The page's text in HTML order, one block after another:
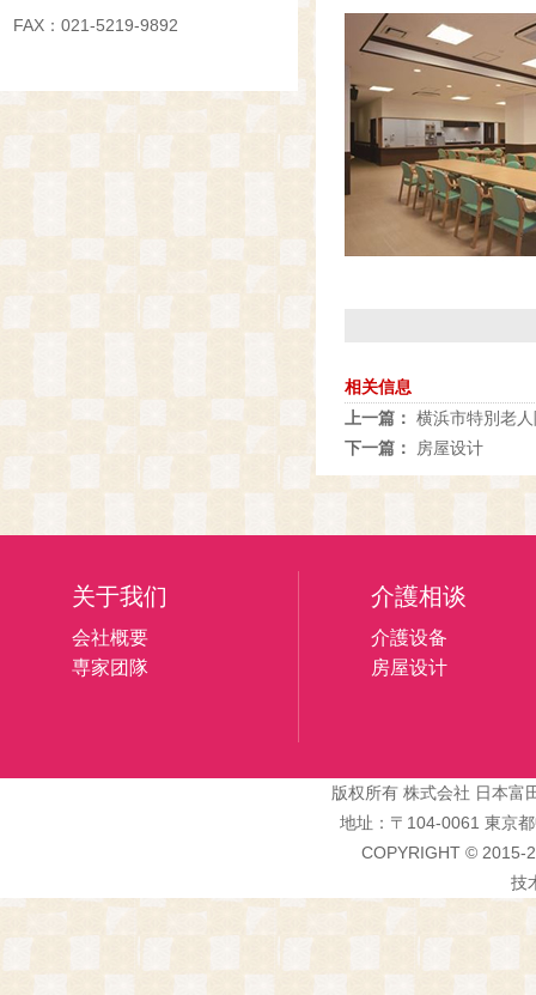
FAX：021-5219-9892
相关信息
上一篇： 横浜市特別老
下一篇：
房屋设计
关于我们 介護相谈
会社概要
専家团隊
介護设备
房屋设计
版权所有 株式会社 日本富
地址：〒104-0061 東京
COPYRIGHT © 2015-
技